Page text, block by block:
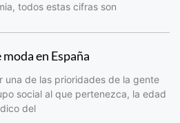
todos estas cifras son
en España
una de las prioridades de la gente
social al que pertenezca, la edad
del